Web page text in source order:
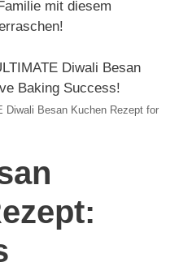
mit diesem
Diwali Besan Kuchen Rezept for